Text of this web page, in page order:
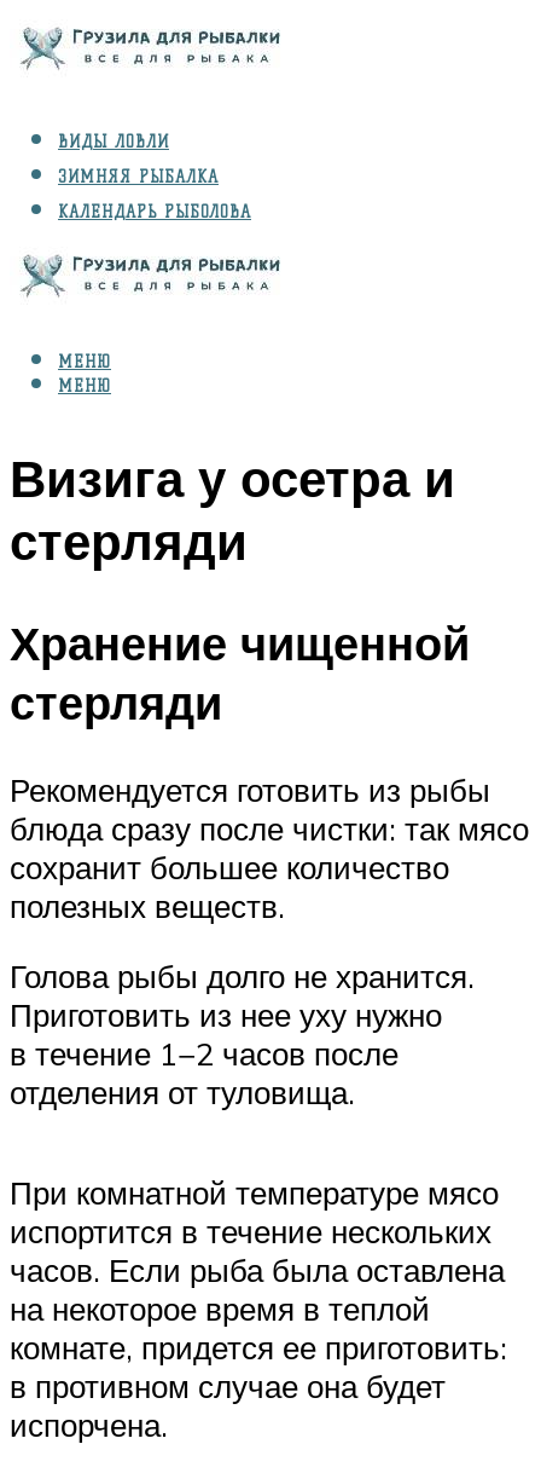
ВИДЫ ЛОВЛИ
ЗИМНЯЯ РЫБАЛКА
КАЛЕНДАРЬ РЫБОЛОВА
СНАРЯЖЕНИЕ
МЕНЮ
МЕНЮ
Визига у осетра и
стерляди
Хранение чищенной
стерляди
Рекомендуется готовить из рыбы
блюда сразу после чистки: так мясо
сохранит большее количество
полезных веществ.
Голова рыбы долго не хранится.
Приготовить из нее уху нужно
в течение 1−2 часов после
отделения от туловища.
При комнатной температуре мясо
испортится в течение нескольких
часов. Если рыба была оставлена
на некоторое время в теплой
комнате, придется ее приготовить:
в противном случае она будет
испорчена.